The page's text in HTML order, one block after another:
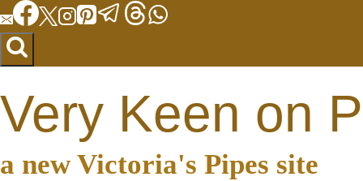
Перейти
до
вмісту
Very Keen on
a new Victoria's Pipes site